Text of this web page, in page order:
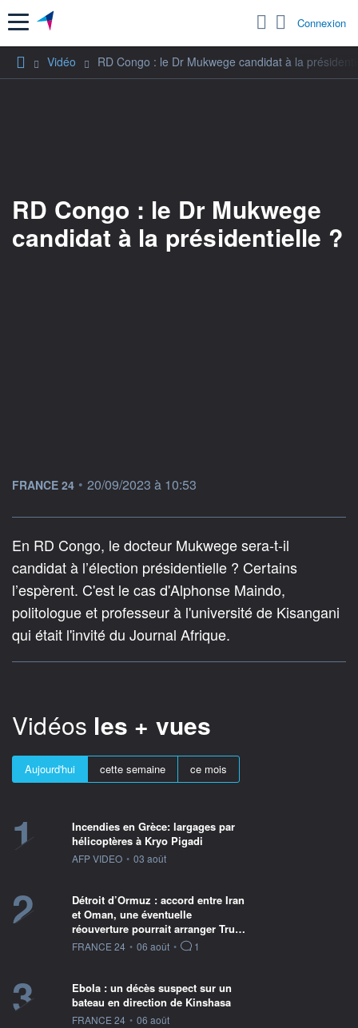
Menu Connexion
Vidéo RD Congo : le Dr Mukwege candidat à la
RD Congo : le Dr Mukwege
candidat à la présidentielle ?
information fournie par
FRANCE 24 • 20/09/2023 à 10:53
En RD Congo, le docteur Mukwege sera-t-il
candidat à l’élection présidentielle ? Certains
l’espèrent. C'est le cas d'Alphonse Maindo,
politologue et professeur à l'université de Kisangani
qui était l'invité du Journal Afrique.
Vidéos les + vues
Aujourd'hui cette semaine ce mois
1
Incendies en Grèce: largages par
hélicoptères à Kryo Pigadi
information fournie par
AFP VIDEO • 03 août
2
Détroit d’Ormuz : accord entre Iran
et Oman, une éventuelle
réouverture pourrait arranger Tru…
information fournie par
FRANCE 24 • 06 août • 1
3
Ebola : un décès suspect sur un
bateau en direction de Kinshasa
information fournie par
FRANCE 24 • 06 août